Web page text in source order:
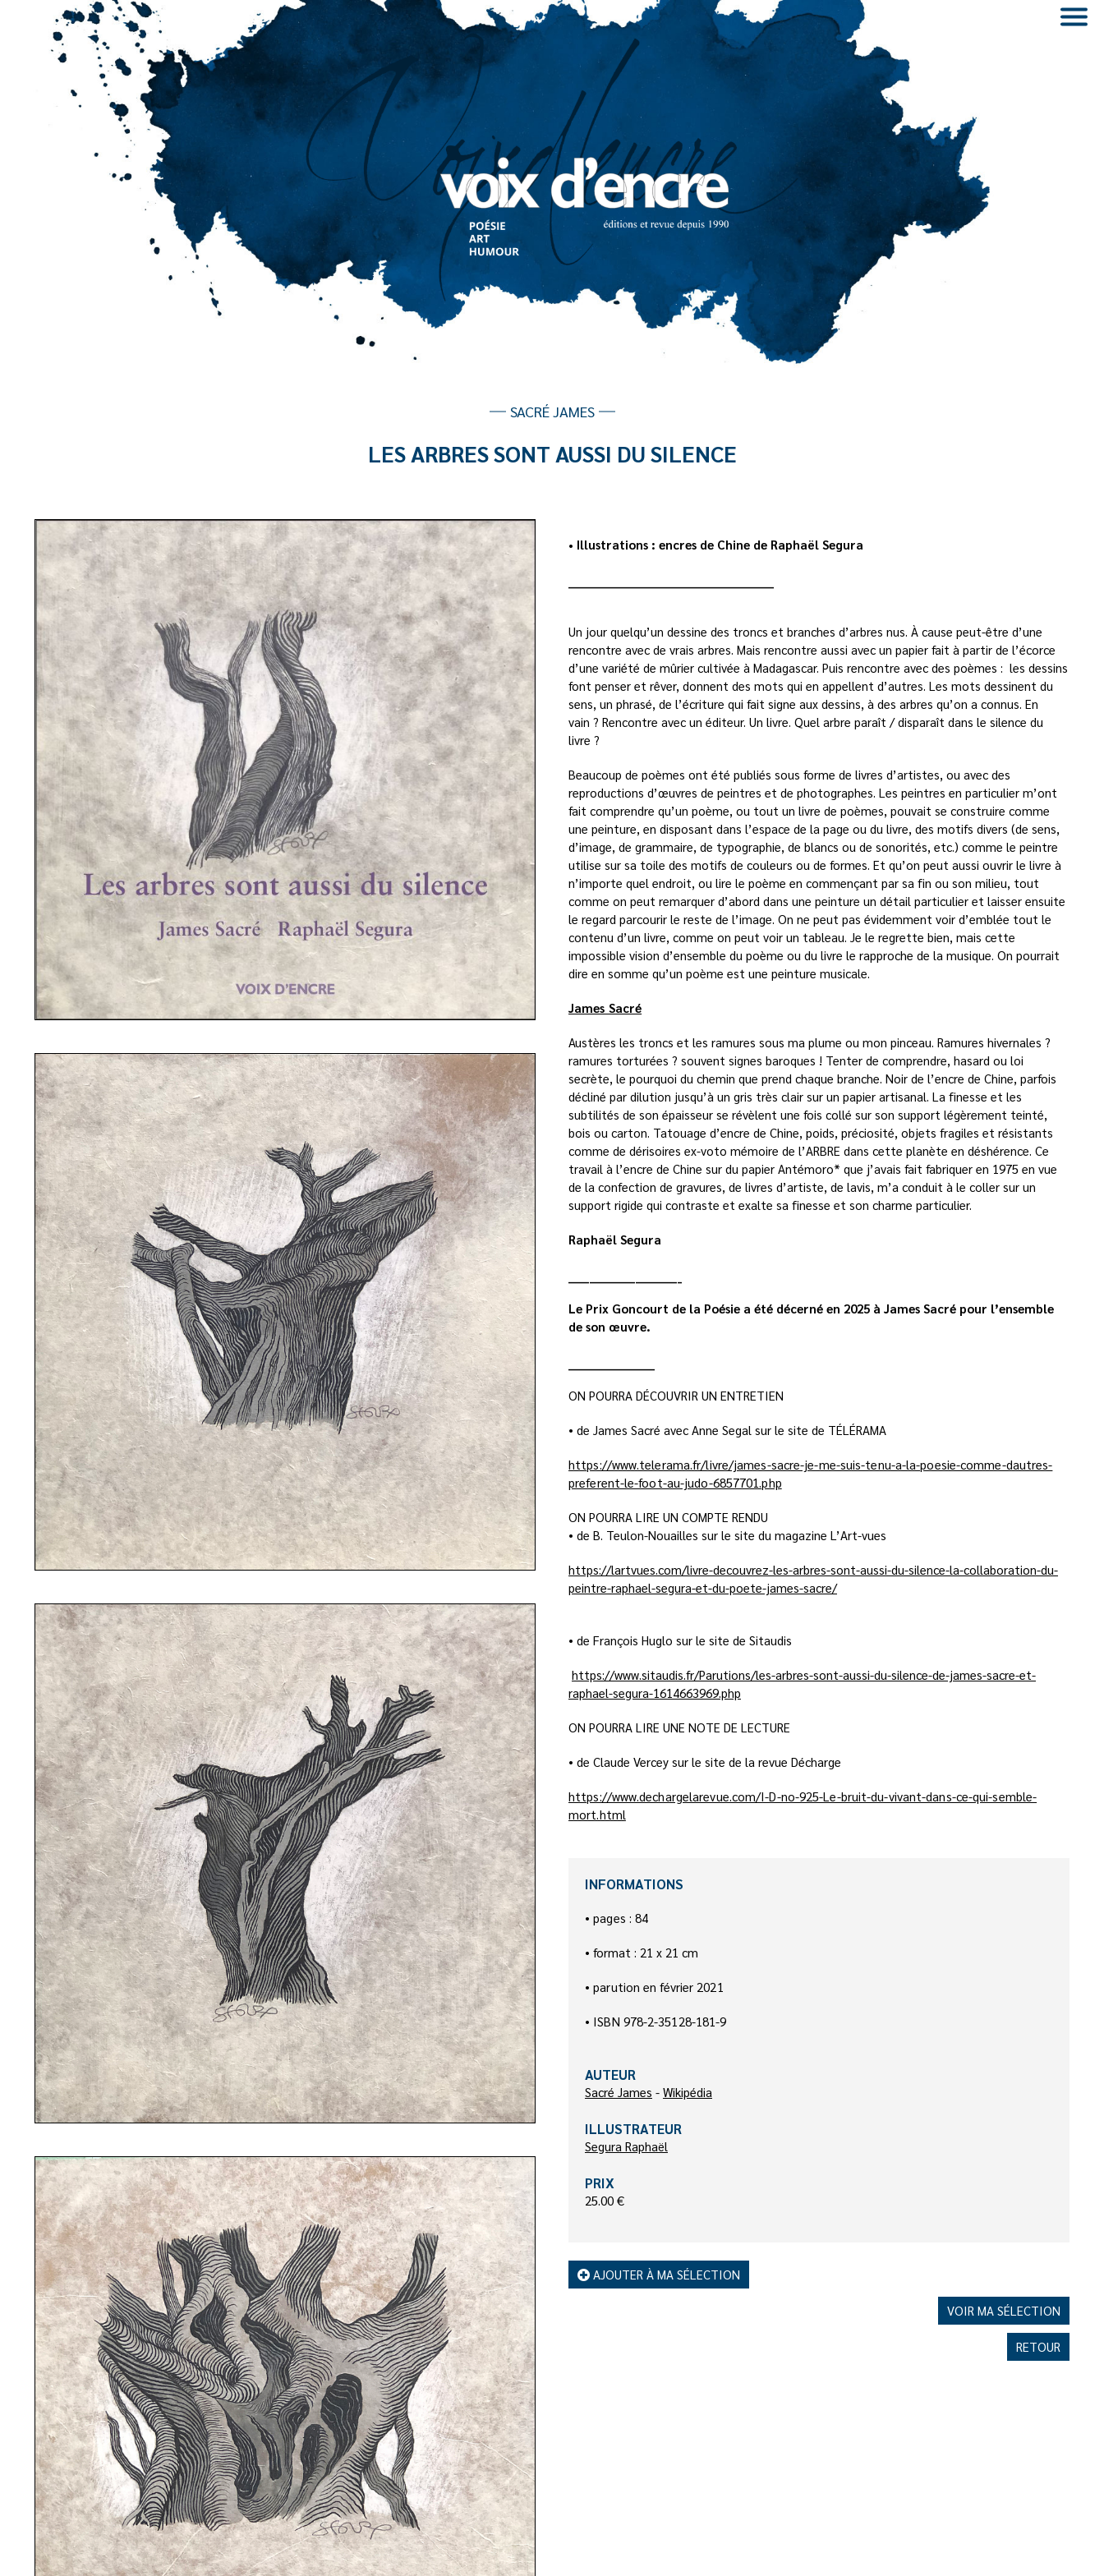
SACRÉ JAMES
LES ARBRES SONT AUSSI DU SILENCE
• Illustrations : encres de Chine de Raphaël Segura
Un jour quelqu’un dessine des troncs et branches d’arbres nus. À cause peut-être d’une
rencontre avec de vrais arbres. Mais rencontre aussi avec un papier fait à partir de l’écorce
d’une variété de mûrier cultivée à Madagascar. Puis rencontre avec des poèmes : les dessins
font penser et rêver, donnent des mots qui en appellent d’autres. Les mots dessinent du
sens, un phrasé, de l’écriture qui fait signe aux dessins, à des arbres qu’on a connus. En
vain ? Rencontre avec un éditeur. Un livre. Quel arbre paraît / disparaît dans le silence du
livre ?
Beaucoup de poèmes ont été publiés sous forme de livres d’artistes, ou avec des
reproductions d’œuvres de peintres et de photographes. Les peintres en particulier m’ont
fait comprendre qu’un poème, ou tout un livre de poèmes, pouvait se construire comme
une peinture, en disposant dans l’espace de la page ou du livre, des motifs divers (de sens,
d’image, de grammaire, de typographie, de blancs ou de sonorités, etc.) comme le peintre
utilise sur sa toile des motifs de couleurs ou de formes. Et qu’on peut aussi ouvrir le livre à
n’importe quel endroit, ou lire le poème en commençant par sa fin ou son milieu, tout
comme on peut remarquer d’abord dans une peinture un détail particulier et laisser ensuite
le regard parcourir le reste de l’image. On ne peut pas évidemment voir d’emblée tout le
contenu d’un livre, comme on peut voir un tableau. Je le regrette bien, mais cette
impossible vision d’ensemble du poème ou du livre le rapproche de la musique. On pourrait
dire en somme qu’un poème est une peinture musicale.
James Sacré
Austères les troncs et les ramures sous ma plume ou mon pinceau. Ramures hivernales ?
ramures torturées ? souvent signes baroques ! Tenter de comprendre, hasard ou loi
secrète, le pourquoi du chemin que prend chaque branche. Noir de l’encre de Chine, parfois
décliné par dilution jusqu’à un gris très clair sur un papier artisanal. La finesse et les
subtilités de son épaisseur se révèlent une fois collé sur son support légèrement teinté,
bois ou carton. Tatouage d’encre de Chine, poids, préciosité, objets fragiles et résistants
comme de dérisoires ex-voto mémoire de l’ARBRE dans cette planète en déshérence. Ce
travail à l’encre de Chine sur du papier Antémoro* que j’avais fait fabriquer en 1975 en vue
de la confection de gravures, de livres d’artiste, de lavis, m’a conduit à le coller sur un
support rigide qui contraste et exalte sa finesse et son charme particulier.
Raphaël Segura
Le Prix Goncourt de la Poésie a été décerné en 2025 à James Sacré pour l’ensemble
de son œuvre.
ON POURRA DÉCOUVRIR UN ENTRETIEN
• de James Sacré avec Anne Segal sur le site de TÉLÉRAMA
https://www.telerama.fr/livre/james-sacre-je-me-suis-tenu-a-la-poesie-comme-dautres-
preferent-le-foot-au-judo-6857701.php
ON POURRA LIRE UN COMPTE RENDU
• de B. Teulon-Nouailles sur le site du magazine L’Art-vues
https://lartvues.com/livre-decouvrez-les-arbres-sont-aussi-du-silence-la-collaboration-du-
peintre-raphael-segura-et-du-poete-james-sacre/
• de François Huglo sur le site de Sitaudis
https://www.sitaudis.fr/Parutions/les-arbres-sont-aussi-du-silence-de-james-sacre-et-
raphael-segura-1614663969.php
ON POURRA LIRE UNE NOTE DE LECTURE
• de Claude Vercey sur le site de la revue Décharge
https://www.dechargelarevue.com/I-D-no-925-Le-bruit-du-vivant-dans-ce-qui-semble-
mort.html
INFORMATIONS
• pages : 84
• format : 21 x 21 cm
• parution en février 2021
• ISBN 978-2-35128-181-9
AUTEUR
Sacré James - Wikipédia
ILLUSTRATEUR
Segura Raphaël
PRIX
25.00 €
AJOUTER À MA SÉLECTION
VOIR MA SÉLECTION
RETOUR